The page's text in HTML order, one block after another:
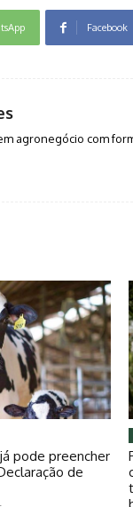
Facebook
agronegócio com
pode preencher
de